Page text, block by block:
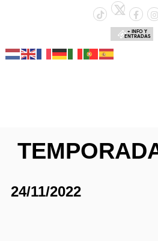
+ INFO Y
ENTRADAS
24/11/2022